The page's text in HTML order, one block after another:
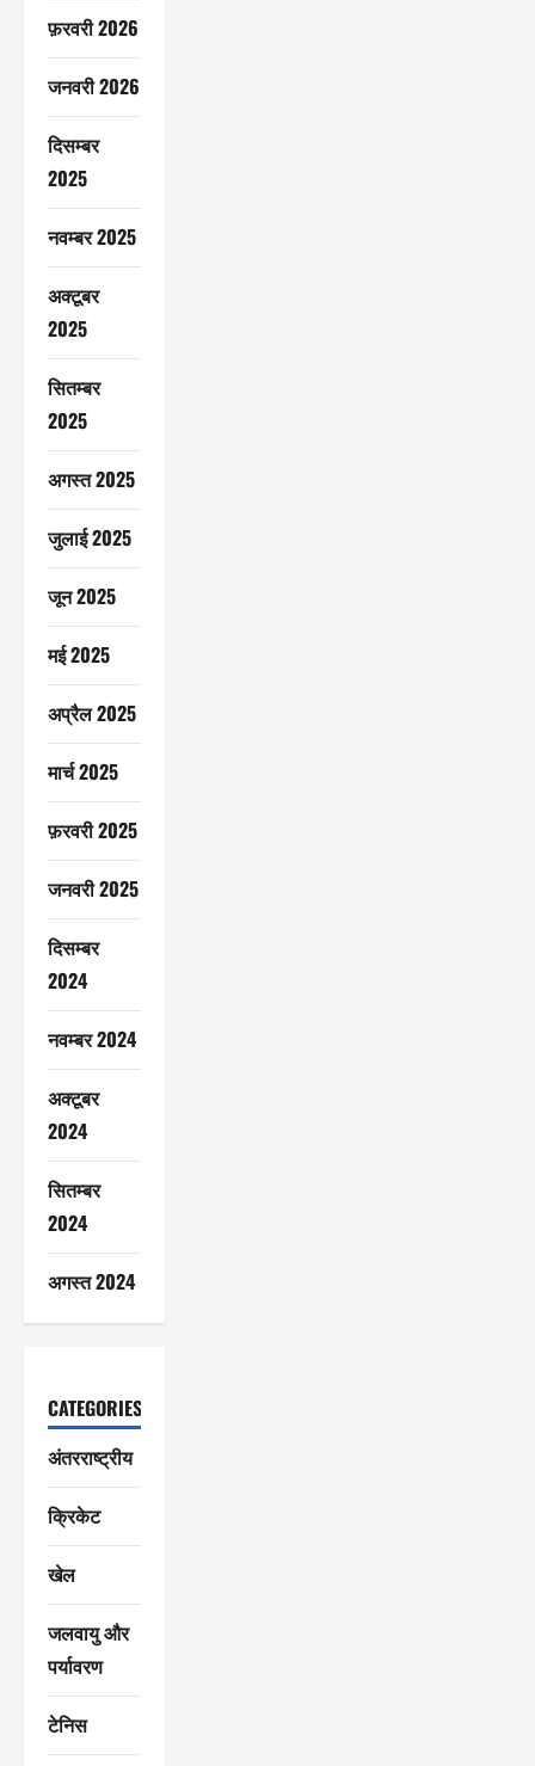
फ़रवरी 2026
जनवरी 2026
दिसम्बर
2025
नवम्बर 2025
अक्टूबर
2025
सितम्बर
2025
अगस्त 2025
जुलाई 2025
जून 2025
मई 2025
अप्रैल 2025
मार्च 2025
फ़रवरी 2025
जनवरी 2025
दिसम्बर
2024
नवम्बर 2024
अक्टूबर
2024
सितम्बर
2024
अगस्त 2024
CATEGORIES
अंतरराष्ट्रीय
क्रिकेट
खेल
जलवायु और
पर्यावरण
टेनिस